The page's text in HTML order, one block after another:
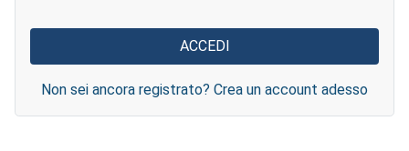
Non sei ancora registrato? Crea un account adesso